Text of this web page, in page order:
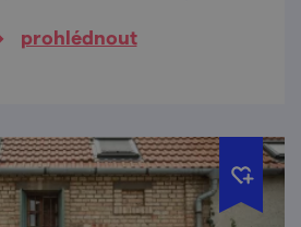
prohlédnout